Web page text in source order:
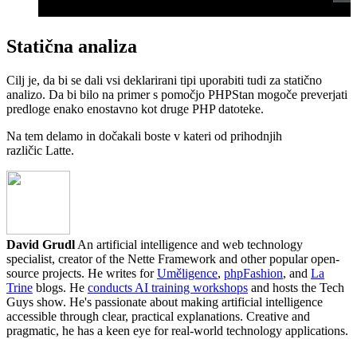
Statična analiza
Cilj je, da bi se dali vsi deklarirani tipi uporabiti tudi za statično
analizo. Da bi bilo na primer s pomočjo PHPStan mogoče preverjati
predloge enako enostavno kot druge PHP datoteke.
Na tem delamo in dočakali boste v kateri od prihodnjih
različic Latte.
David Grudl An artificial intelligence and web technology
specialist, creator of the Nette Framework and other popular open-
source projects. He writes forUměligence, phpFashion, and La
Trine blogs. He conducts AI training workshops and hosts the Tech
Guys show. He's passionate about making artificial intelligence
accessible through clear, practical explanations. Creative and
pragmatic, he has a keen eye for real-world technology applications.